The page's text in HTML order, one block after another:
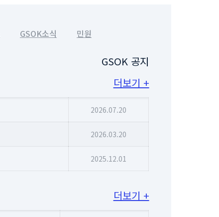
GSOK소식 민원
GSOK 공지
더보기 +
2026.07.20
2026.03.20
2025.12.01
더보기 +